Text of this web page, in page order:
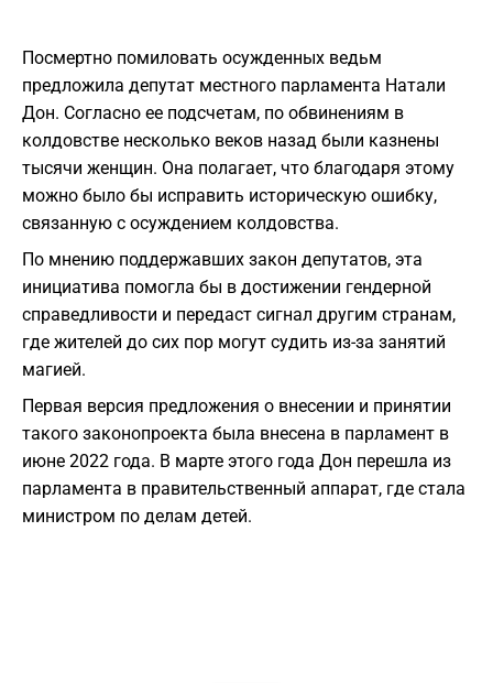
Посмертно помиловать осужденных ведьм
предложила депутат местного парламента Натали
Дон. Согласно ее подсчетам, по обвинениям в
колдовстве несколько веков назад были казнены
тысячи женщин. Она полагает, что благодаря этому
можно было бы исправить историческую ошибку,
связанную с осуждением колдовства.
По мнению поддержавших закон депутатов, эта
инициатива помогла бы в достижении гендерной
справедливости и передаст сигнал другим странам,
где жителей до сих пор могут судить из-за занятий
магией.
Первая версия предложения о внесении и принятии
такого законопроекта была внесена в парламент в
июне 2022 года. В марте этого года Дон перешла из
парламента в правительственный аппарат, где стала
министром по делам детей.